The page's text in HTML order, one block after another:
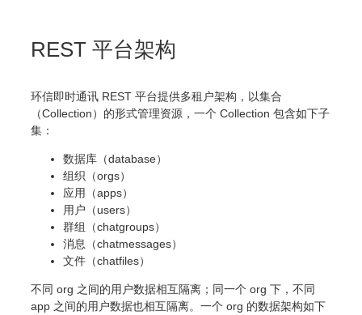
REST 平台架构
环信即时通讯 REST 平台提供多租户架构，以集合
（Collection）的形式管理资源，一个 Collection 包含如下子
集：
数据库（database）
组织（orgs）
应用（apps）
用户（users）
群组（chatgroups）
消息（chatmessages）
文件（chatfiles）
不同 org 之间的用户数据相互隔离；同一个 org 下，不同
app 之间的用户数据也相互隔离。一个 org 的数据架构如下